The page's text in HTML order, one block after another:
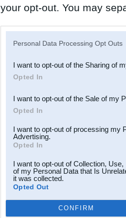
your opt-out. You may
Downstream Participants
third parties.
Personal Data Processing Opt Outs
I want to opt-out of the Sharing of
Opted In
I want to opt-out of the Sale of my
Opted In
I want to opt-out of processing my
Advertising.
Opted In
I want to opt-out of Collection,
of my Personal Data that Is
it was collected.
Opted Out
CONFIRM